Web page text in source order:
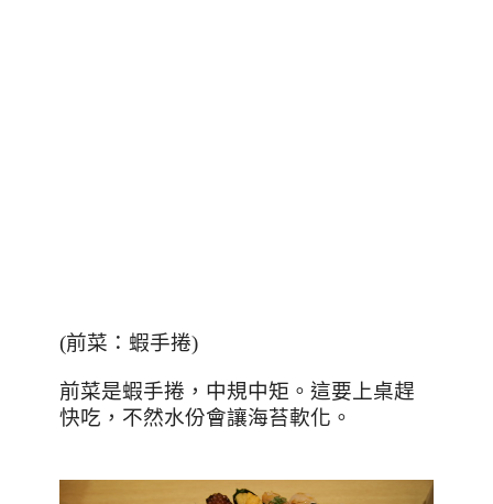
(前菜：蝦手捲)
前菜是蝦手捲，中規中矩。這要上桌趕
快吃，不然水份會讓海苔軟化。